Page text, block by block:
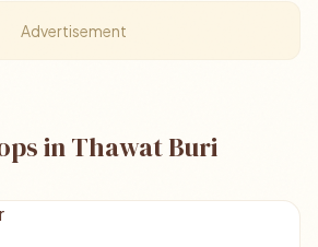
Advertisement
in Thawat Buri